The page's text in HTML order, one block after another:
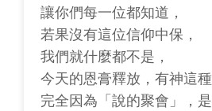
讓你們每一位都知道，
若果沒有這位信仰中保，
我們就什麼都不是，
今天的恩膏釋放，有神這種
完全因為「說的聚會」，